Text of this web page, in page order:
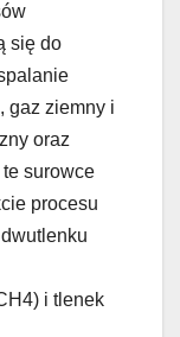
się do
gaz ziemny i
oraz
te surowce
procesu
i tlenek